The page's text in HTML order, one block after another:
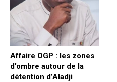
Affaire OGP : les zones
d’ombre autour de la
détention d’Aladji